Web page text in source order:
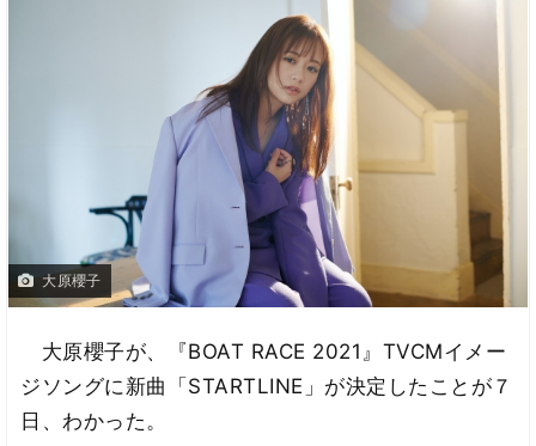
大原櫻子
大原櫻子が、『BOAT RACE 2021』TVCMイメー
ジソングに新曲「STARTLINE」が決定したことが７
日、わかった。